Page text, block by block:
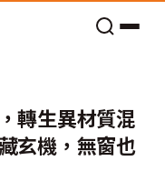
轉生異材質混
玄機，無窗也